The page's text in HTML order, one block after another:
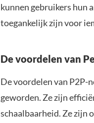
kunnen gebruikers hun
toegankelijk zijn voor
De voordelen van
De voordelen van P2P-
geworden. Ze zijn
schaalbaarheid. Ze zijn